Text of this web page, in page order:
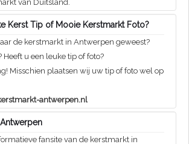
van Duitsland.
Kerst Tip of Mooie Kerstmarkt Foto?
de kerstmarkt in Antwerpen geweest?
Heeft u een leuke tip of foto?
Misschien plaatsen wij uw tip of foto wel op
antwerpen.nl
fansite van de kerstmarkt in